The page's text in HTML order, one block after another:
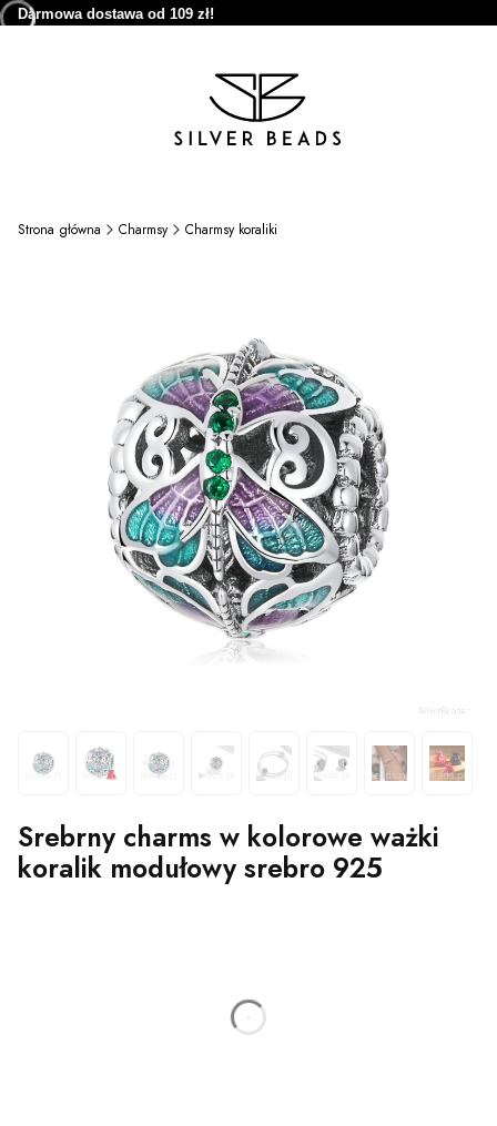
Darmowa dostawa od 109 zł!
Strona główna Charmsy Charmsy koraliki
Srebrny charms w kolorowe ważki
koralik modułowy srebro 925
godzin